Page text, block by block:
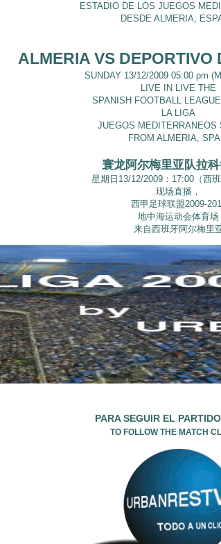
ESTADIO DE LOS JUEGOS
DESDE ALMERIA,
ALMERIA VS DEPORTIVO
SUNDAY 13/12/2009 05:00 pm
LIVE IN LIVE THE
SPANISH FOOTBALL
LA LIGA
JUEGOS MEDITERRANEOS
FROM ALMERIA,
寰龙阿尔梅里亚队拉
星期日13/12/2009：17:00（西班
现场直播，
西甲足球联盟2009-
地中海运动会体育场
来自西班牙阿尔梅里
PARA SEGUIR EL
TO FOLLOW THE MATCH